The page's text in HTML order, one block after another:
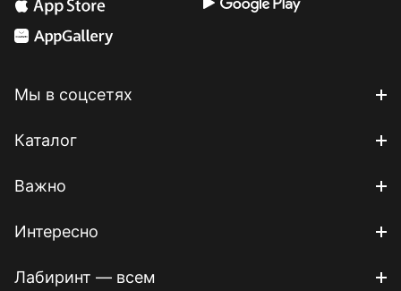
Мы в соцсетях
Каталог
Важно
Интересно
Лабиринт — всем